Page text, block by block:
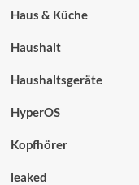
Haus & Küche
Haushalt
Haushaltsgeräte
HyperOS
Kopfhörer
leaked